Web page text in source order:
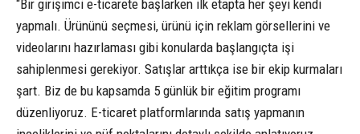
“Bir girişimci e-ticarete başlarken ilk etapta her şeyi kendi
yapmalı. Ürününü seçmesi, ürünü için reklam görsellerini ve
videolarını hazırlaması gibi konularda başlangıçta işi
sahiplenmesi gerekiyor. Satışlar arttıkça ise bir ekip kurmaları
şart. Biz de bu kapsamda 5 günlük bir eğitim programı
düzenliyoruz. E-ticaret platformlarında satış yapmanın